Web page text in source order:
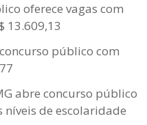
oferece vagas com
13.609,13
concurso público com
abre concurso público
níveis de escolaridade